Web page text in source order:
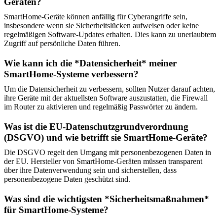
SmartHome-Geräte können anfällig für Cyberangriffe sein,
insbesondere wenn sie Sicherheitslücken aufweisen oder keine
regelmäßigen Software-Updates erhalten. Dies kann zu unerlaubtem
Zugriff auf persönliche Daten führen.
Wie kann ich die *Datensicherheit* meiner
SmartHome-Systeme verbessern?
Um die Datensicherheit zu verbessern, sollten Nutzer darauf achten,
ihre Geräte mit der aktuellsten Software auszustatten, die Firewall
im Router zu aktivieren und regelmäßig Passwörter zu ändern.
Was ist die EU-Datenschutzgrundverordnung
(DSGVO) und wie betrifft sie SmartHome-Geräte?
Die DSGVO regelt den Umgang mit personenbezogenen Daten in
der EU. Hersteller von SmartHome-Geräten müssen transparent
über ihre Datenverwendung sein und sicherstellen, dass
personenbezogene Daten geschützt sind.
Was sind die wichtigsten *Sicherheitsmaßnahmen*
für SmartHome-Systeme?